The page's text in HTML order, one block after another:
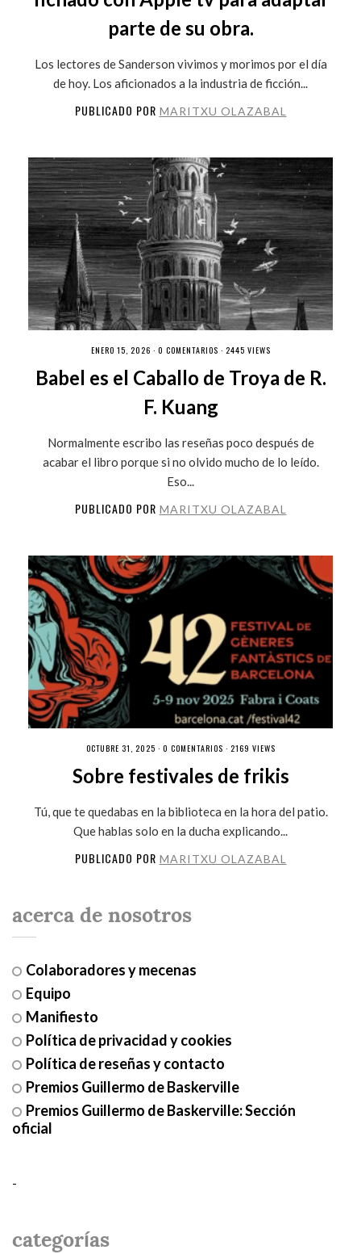
parte de su obra.
Los lectores de Sanderson vivimos y morimos por el día
de hoy. Los aficionados a la industria de ficción...
PUBLICADO POR MARITXU OLAZABAL
ENERO 15, 2026 · 0 COMENTARIOS · 2445 VIEWS
Babel es el Caballo de Troya de R.
F. Kuang
Normalmente escribo las reseñas poco después de
acabar el libro porque si no olvido mucho de lo leído.
Eso...
PUBLICADO POR MARITXU OLAZABAL
OCTUBRE 31, 2025 · 0 COMENTARIOS · 2169 VIEWS
Sobre festivales de frikis
Tú, que te quedabas en la biblioteca en la hora del patio.
Que hablas solo en la ducha explicando...
PUBLICADO POR MARITXU OLAZABAL
acerca de nosotros
Colaboradores y mecenas
Equipo
Manifiesto
Política de privacidad y cookies
Política de reseñas y contacto
Premios Guillermo de Baskerville
Premios Guillermo de Baskerville: Sección
oficial
-
categorías